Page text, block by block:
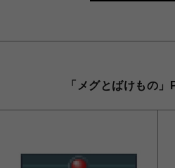
「メグとばけもの